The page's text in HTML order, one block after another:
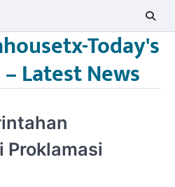
Today's
Latest News
Proklamasi